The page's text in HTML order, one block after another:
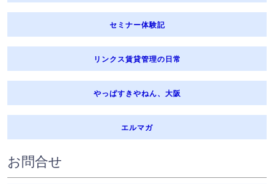
セミナー体験記
リンクス賃貸管理の日常
やっぱすきやねん、大阪
エルマガ
お問合せ